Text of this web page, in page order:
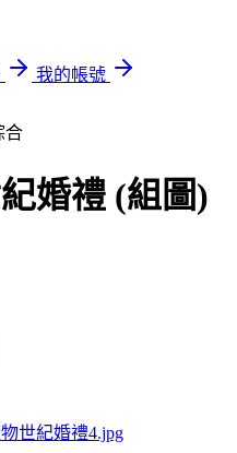
我的帳號
合
婚禮 (組圖)